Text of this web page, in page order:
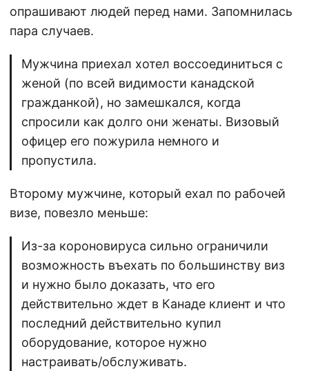
опрашивают людей перед нами. Запомнилась
пара случаев.
Мужчина приехал хотел воссоединиться с
женой (по всей видимости канадской
гражданкой), но замешкался, когда
спросили как долго они женаты. Визовый
офицер его пожурила немного и
пропустила.
Второму мужчине, который ехал по рабочей
визе, повезло меньше:
Из-за короновируса сильно ограничили
возможность въехать по большинству виз
и нужно было доказать, что его
действительно ждет в Канаде клиент и что
последний действительно купил
оборудование, которое нужно
настраивать/обслуживать.